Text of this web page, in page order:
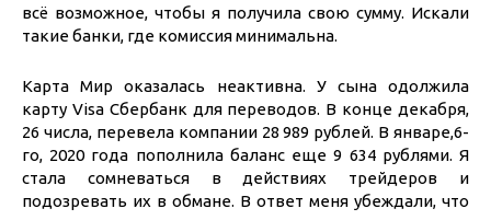
всё возможное, чтобы я получила свою сумму. Искали
такие банки, где комиссия минимальна.
Карта Мир оказалась неактивна. У сына одолжила
карту Visa Сбербанк для переводов. В конце декабря,
26 числа, перевела компании 28 989 рублей. В январе,6-
го, 2020 года пополнила баланс еще 9 634 рублями. Я
стала сомневаться в действиях трейдеров и
подозревать их в обмане. В ответ меня убеждали, что